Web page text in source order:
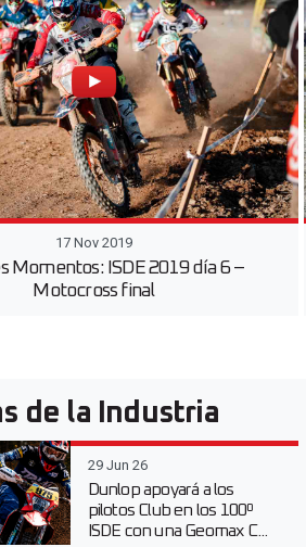
17 Nov 2019
Momentos: ISDE 2019 día 6 –
Motocross final
de la Industria
29 Jun 26
Dunlop apoyará a los
pilotos Club en los 100º
ISDE con una Geomax C...